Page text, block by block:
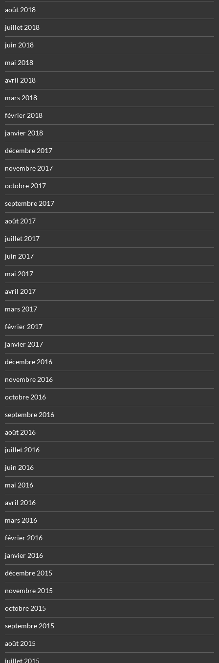
août 2018
juillet 2018
juin 2018
mai 2018
avril 2018
mars 2018
février 2018
janvier 2018
décembre 2017
novembre 2017
octobre 2017
septembre 2017
août 2017
juillet 2017
juin 2017
mai 2017
avril 2017
mars 2017
février 2017
janvier 2017
décembre 2016
novembre 2016
octobre 2016
septembre 2016
août 2016
juillet 2016
juin 2016
mai 2016
avril 2016
mars 2016
février 2016
janvier 2016
décembre 2015
novembre 2015
octobre 2015
septembre 2015
août 2015
juillet 2015